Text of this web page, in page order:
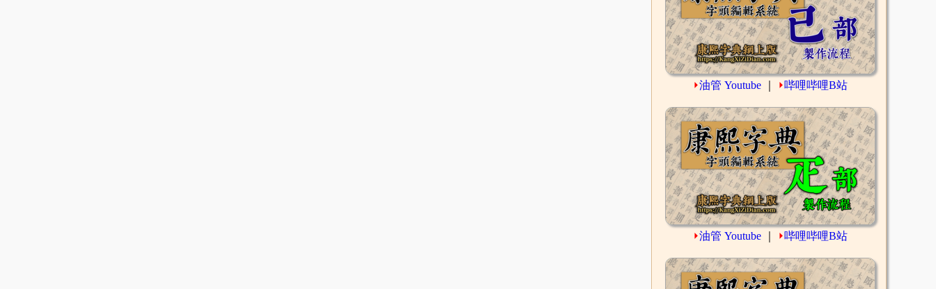
⏵油管 Youtube ⏵哔哩哔哩B站
⏵油管 Youtube ⏵哔哩哔哩B站